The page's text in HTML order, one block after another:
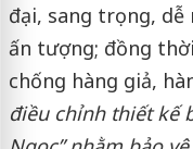
đại, sang trọng,
ấn tượng; đồng
chống hàng giả,
điều chỉnh thiết kế